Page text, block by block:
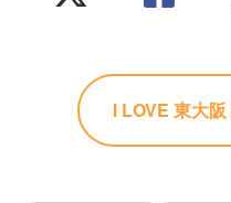
I LOVE 東大